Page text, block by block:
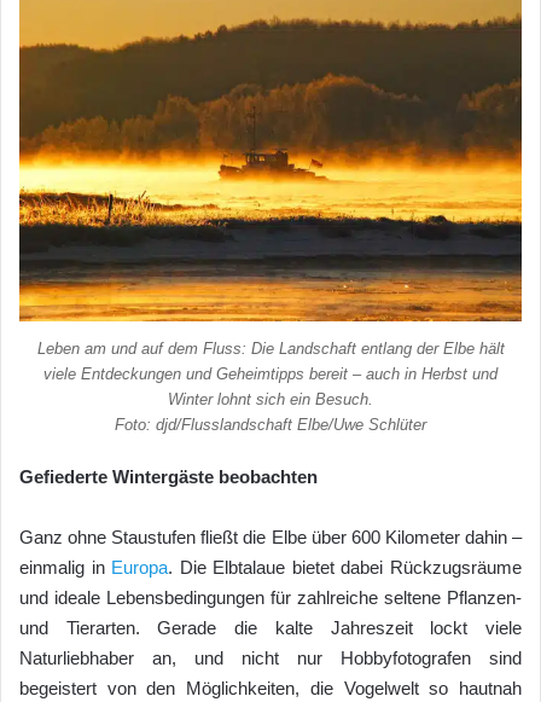
Leben am und auf dem Fluss: Die Landschaft entlang der Elbe hält
viele Entdeckungen und Geheimtipps bereit – auch in Herbst und
Winter lohnt sich ein Besuch.
Foto: djd/Flusslandschaft Elbe/Uwe Schlüter
Gefiederte Wintergäste beobachten
Ganz ohne Staustufen fließt die Elbe über 600 Kilometer dahin –
einmalig in Europa. Die Elbtalaue bietet dabei Rückzugsräume
und ideale Lebensbedingungen für zahlreiche seltene Pflanzen-
und Tierarten. Gerade die kalte Jahreszeit lockt viele
Naturliebhaber an, und nicht nur Hobbyfotografen sind
begeistert von den Möglichkeiten, die Vogelwelt so hautnah